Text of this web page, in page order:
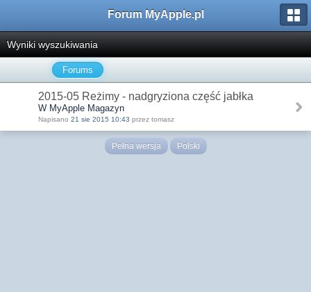
Forum MyApple.pl
Wyniki wyszukiwania
Forums
2015-05 Reżimy - nadgryziona część jabłka
W MyApple Magazyn
Napisano 21 sie 2015 10:43 przez tomasz
Pełna wersja Polski